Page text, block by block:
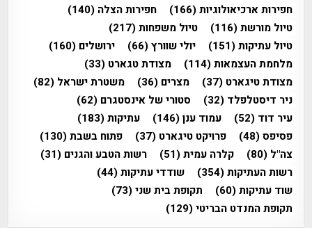
חפירות ארכיאולוגיות(166) חפירות הצלה (140)
טיול מורשת(116) טיול משפחות(217)
טיול עתיקות(151) יולי שוורץ(66) ירושלים (160)
מלחמת העצמאות(114) מצודת טגארט (33)
מצודת טיגארט (37) מצרים (36) משטרת ישראל (82)
ניר דיסטלפלד (32) סטורי של אינסטגרם (62)
עיר דוד (52) עמוד ענן(146) עתיקות(183)
פסיפס(48) פרויקט טיגארט (37) פתוח בשבת(130)
צה"ל (80) קלרה עמית(51) רשות הטבע והגנים (31)
רשות העתיקות(354) שודדי עתיקות(44)
שוד עתיקות(60) תקופת בית שני(73)
תקופת המנדט הבריטי(129)